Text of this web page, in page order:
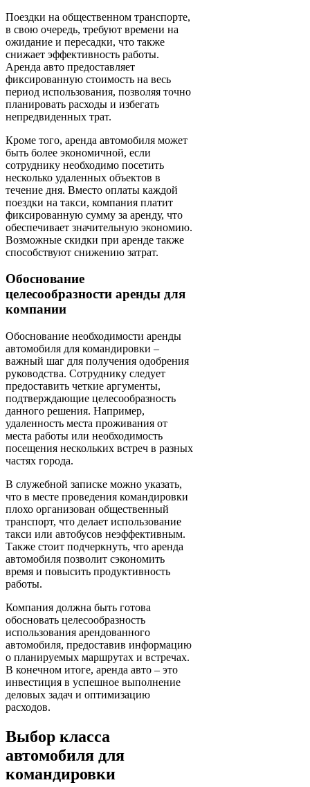
Поездки на общественном транспорте,
в свою очередь, требуют времени на
ожидание и пересадки, что также
снижает эффективность работы.
Аренда авто предоставляет
фиксированную стоимость на весь
период использования, позволяя точно
планировать расходы и избегать
непредвиденных трат.
Кроме того, аренда автомобиля может
быть более экономичной, если
сотруднику необходимо посетить
несколько удаленных объектов в
течение дня. Вместо оплаты каждой
поездки на такси, компания платит
фиксированную сумму за аренду, что
обеспечивает значительную экономию.
Возможные скидки при аренде также
способствуют снижению затрат.
Обоснование
целесообразности аренды для
компании
Обоснование необходимости аренды
автомобиля для командировки –
важный шаг для получения одобрения
руководства. Сотруднику следует
предоставить четкие аргументы,
подтверждающие целесообразность
данного решения. Например,
удаленность места проживания от
места работы или необходимость
посещения нескольких встреч в разных
частях города.
В служебной записке можно указать,
что в месте проведения командировки
плохо организован общественный
транспорт, что делает использование
такси или автобусов неэффективным.
Также стоит подчеркнуть, что аренда
автомобиля позволит сэкономить
время и повысить продуктивность
работы.
Компания должна быть готова
обосновать целесообразность
использования арендованного
автомобиля, предоставив информацию
о планируемых маршрутах и встречах.
В конечном итоге, аренда авто – это
инвестиция в успешное выполнение
деловых задач и оптимизацию
расходов.
Выбор класса
автомобиля для
командировки